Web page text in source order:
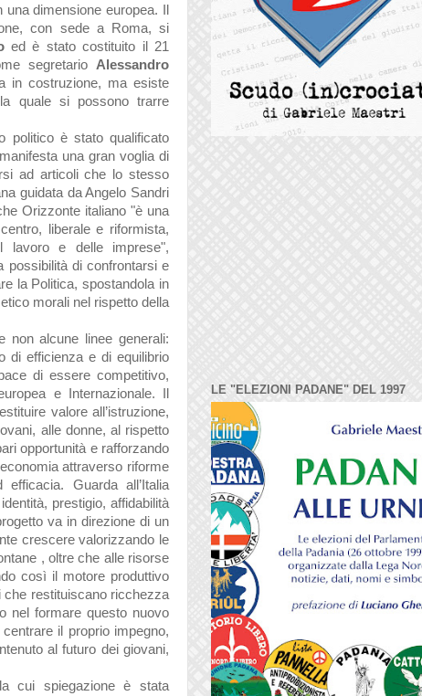
dimensione europea. Il
con sede a Roma, si
ed è stato costituito il 21
segretario Alessandro
in costruzione, ma esiste
quale si possono trarre
politico è stato qualificato
una gran voglia di
ad articoli che lo stesso
guidata da Angelo Sandri
Orizzonte italiano "è una
liberale e riformista,
lavoro e delle imprese",
possibilità di confrontarsi e
la Politica, spostandola in
morali nel rispetto della
alcune linee generali:
di efficienza e di equilibrio
di essere competitivo,
e Internazionale.
valore all’istruzione,
alle donne, al rispetto
opportunità e rafforzando
attraverso riforme
Guarda all’Italia
prestigio, affidabilità
va in direzione di un
crescere valorizzando le
, oltre che alle risorse
così il motore produttivo
che restituiscano ricchezza
nel formare questo nuovo
il proprio impegno,
al futuro dei giovani,
cui spiegazione è stata
LE "ELEZIONI PADANE" DEL 1997